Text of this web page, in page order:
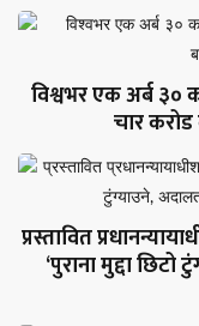
विश्वभर एक अर्ब ३०
चार
प्रस्तावित
‘पुराना मुद्दा छिटो